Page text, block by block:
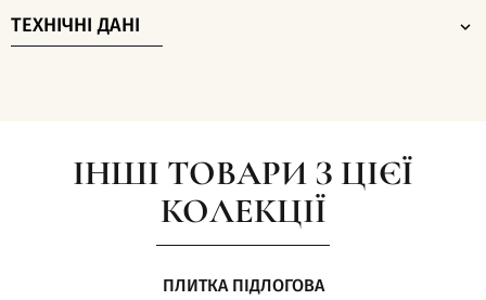
ТЕХНІЧНІ ДАНІ
ІНШІ ТОВАРИ З ЦІЄЇ
КОЛЕКЦІЇ
ПЛИТКА ПІДЛОГОВА